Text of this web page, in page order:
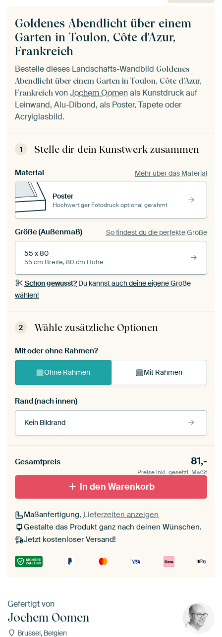
Goldenes Abendlicht über einem
Garten in Toulon, Côte d'Azur,
Frankreich
Bestelle dieses Landschafts-Wandbild Goldenes
Abendlicht über einem Garten in Toulon, Côte d'Azur,
Frankreich vonJochem Oomenals Kunstdruck auf
Leinwand, Alu-Dibond, als Poster, Tapete oder
Acrylglasbild.
1 Stelle dir dein Kunstwerk zusammen
Material Mehr über das Material
Poster
Hochwertiger Fotodruck optional gerahmt
Größe (Außenmaß) So findest du die perfekte Größe
55 x 80
55 cm Breite, 80 cm Höhe
Schon gewusst?Du kannst auch deine eigene Größe
wählen!
2 Wähle zusätzliche Optionen
Mit oder ohne Rahmen?
Ohne Rahmen Mit Rahmen
Rand (nach innen)
Kein Bildrand
schwarz (Holzrahmen)
Ohne Passepartout
Gesamtpreis 81,-
Preise inkl. gesetzl. MwSt
In den Warenkorb
Maßanfertigung, Lieferzeiten anzeigen
Gestalte das Produkt ganz nach deinen Wünschen.
Jetzt kostenloser Versand!
Gefertigt von
Jochem Oomen
Brussel, Belgien